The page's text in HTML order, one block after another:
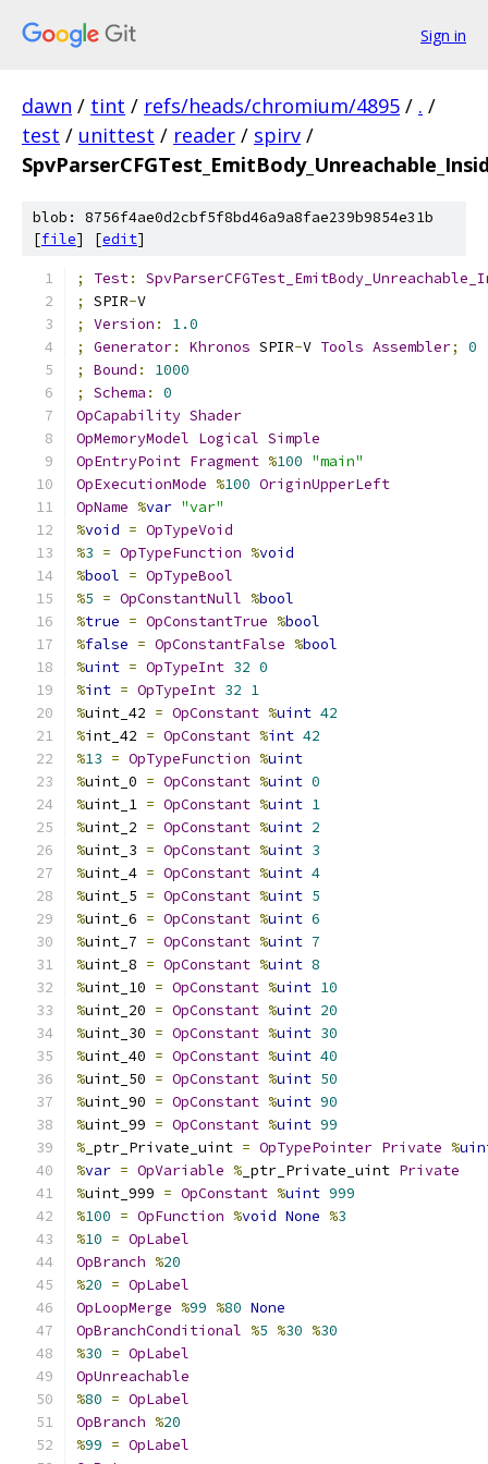
Sign in
dawn / tint / refs/heads/chromium/4895 / . /
test / unittest / reader / spirv /
blob: 8756f4ae0d2cbf5f8bd46a9a8fae239b9854e31b
[file] [edit]
; Test:
;
SPIR-V
;
Version :
1.0
;
Generator: Khronos SPIR-V Tools Assembler;
0
;
Bound :
1000
;
Schema :
0
OpCapability Shader
OpMemoryModel Logical Simple
OpEntryPoint Fragment %100 "main"
OpExecutionMode %100 OriginUpperLeft
OpName %var "var"
%void = OpTypeVoid
%3 = OpTypeFunction %void
%bool = OpTypeBool
%5 = OpConstantNull %bool
%true = OpConstantTrue %bool
%false = OpConstantFalse %bool
%uint = OpTypeInt 32 0
%int = OpTypeInt 32 1
%uint_42 = OpConstant %uint 42
%int_42 = OpConstant %int 42
%13 = OpTypeFunction %uint
%uint_0 = OpConstant %uint 0
%uint_1 = OpConstant %uint 1
%uint_2 = OpConstant %uint 2
%uint_3 = OpConstant %uint 3
%uint_4 = OpConstant %uint 4
%uint_5 = OpConstant %uint 5
%uint_6 = OpConstant %uint 6
%uint_7 = OpConstant %uint 7
%uint_8 = OpConstant %uint 8
%uint_10 = OpConstant %uint 10
%uint_20 = OpConstant %uint 20
%uint_30 = OpConstant %uint 30
%uint_40 = OpConstant %uint 40
%uint_50 = OpConstant %uint 50
%uint_90 = OpConstant %uint 90
%uint_99 = OpConstant %uint 99
% _ptr_Private_uint = OpTypePointer Private %
%var = OpVariable % _ptr_Private_uint Private
%uint_999 = OpConstant %uint 999
%100 = OpFunction %void None %3
%10 = OpLabel
OpBranch %20
%20 = OpLabel
OpLoopMerge %99 %80 None
OpBranchConditional %5 %30 %30
%30 = OpLabel
OpUnreachable
%80 = OpLabel
OpBranch %20
%99 = OpLabel